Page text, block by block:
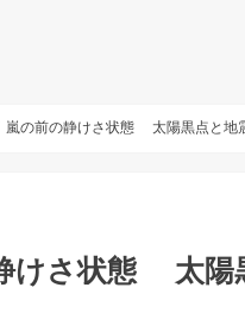
嵐の前の静けさ状態 太陽黒点と地
けさ状態 太陽